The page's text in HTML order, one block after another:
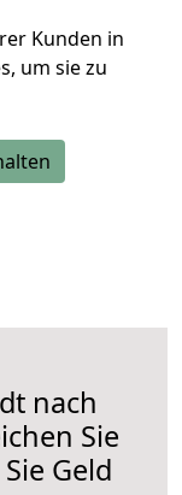
Kunden in
um sie zu
nach
Sie
Geld